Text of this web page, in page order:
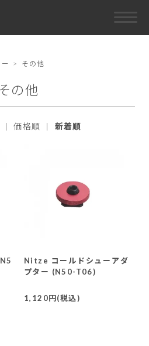
> その他
の他
|価格順 | 新着順
Nitze コールドシューアダ
プター (N50-T06)
1,120円(税込)